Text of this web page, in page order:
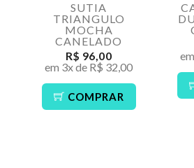
SUTIA
TRIANGULO
MOCHA
CANELADO
R$ 96,00
em 3x de R$ 32,00
COMPRAR